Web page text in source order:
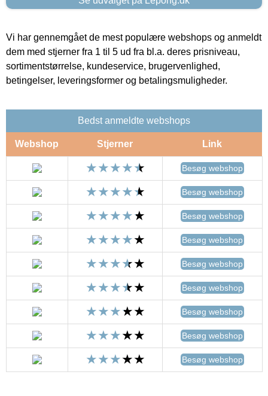
Vi har gennemgået de mest populære webshops og anmeldt
dem med stjerner fra 1 til 5 ud fra bl.a. deres prisniveau,
sortimentstørrelse, kundeservice, brugervenlighed,
betingelser, leveringsformer og betalingsmuligheder.
Bedst anmeldte webshops
Webshop Stjerner Link
Besøg webshop
Besøg webshop
Besøg webshop
Besøg webshop
Besøg webshop
Besøg webshop
Besøg webshop
Besøg webshop
Besøg webshop